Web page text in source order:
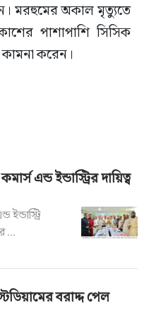
মরহুমের অকাল মৃত্যুতে
পাশাপাশি সিসিক
করেন।
কর্পোরেশনের জন্য এক
থেকে তাদের সব ধরনের
নেহার রঞ্জন
সিসিকের কর্মকর্তা-
এন্ড ইন্ডাস্ট্রির দায়িত্ব
ইন্ডাস্ট্রি
...
বরাদ্দ পেল